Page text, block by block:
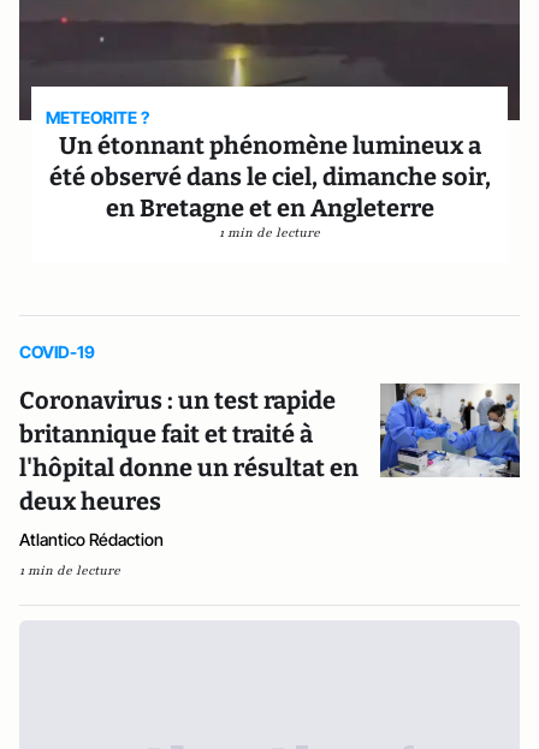
METEORITE ?
Un étonnant phénomène lumineux a
été observé dans le ciel, dimanche soir,
en Bretagne et en Angleterre
1 min de lecture
COVID-19
Coronavirus : un test rapide
britannique fait et traité à
l'hôpital donne un résultat en
deux heures
Atlantico Rédaction
1 min de lecture